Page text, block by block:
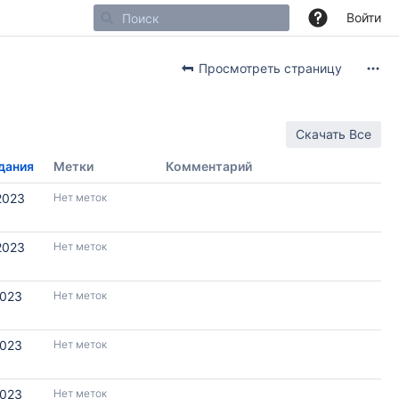
Войти
Просмотреть страницу
Скачать Все
Метки Комментарий
Нет меток
Нет меток
Нет меток
Нет меток
Нет меток